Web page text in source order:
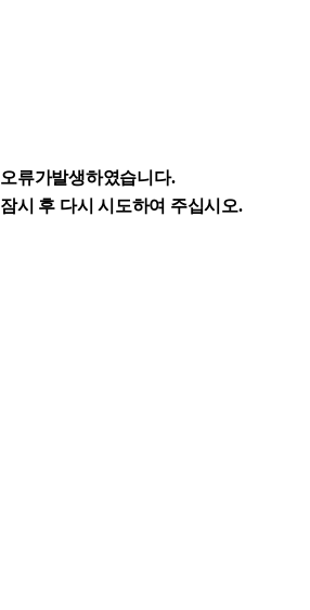
오류가발생하였습니다.
잠시 후 다시 시도하여 주십시오.